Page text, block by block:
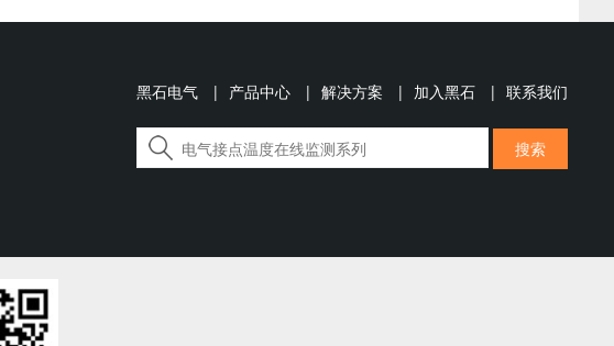
黑石电气 | 产品中心 | 解决方案 | 加入黑石 | 联系我们